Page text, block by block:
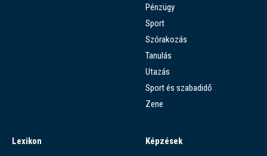
Pénzügy
Sport
Szórakozás
Tanulás
Utazás
Sport és szabadidő
Zene
Lexikon
Képzések